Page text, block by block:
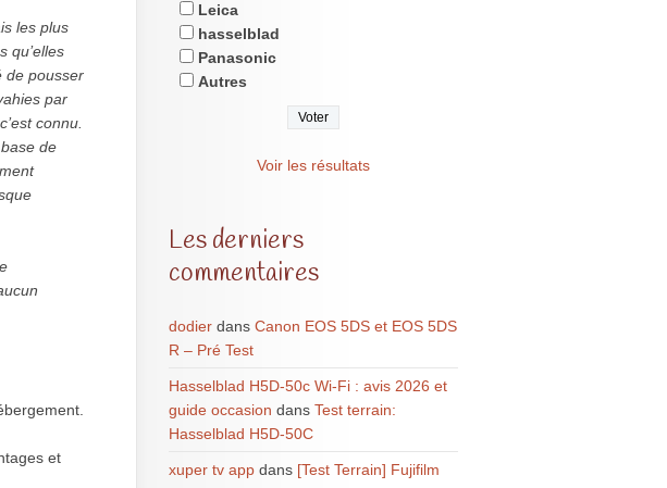
les plus
qu’elles
de pousser
par
connu.
de
et
Leica
hasselblad
Panasonic
Autres
Voir les résultats
Les derniers
commentaires
dodierdans Canon EOS 5DS et EOS 5DS
R – Pré Test
Hasselblad H5D-50c Wi-Fi : avis 2026 et
guide occasion dans Test terrain:
Hasselblad H5D-50C
xuper tv appdans [Test Terrain] Fujifilm